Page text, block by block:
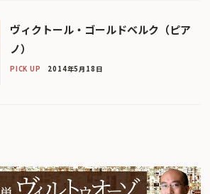
ヴィクトール・ゴールドベルク（ピア
ノ）
PICK UP 2014年5月18日